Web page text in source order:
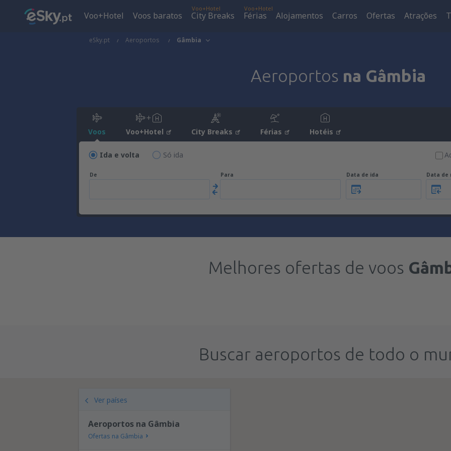
Voo+Hotel Voos baratos
Voo+Hotel
City Breaks
Voo+Hotel
Férias Alojamentos Carros Ofertas Atrações
eSky.pt Aeroportos Gâmbia
Aeroportos na Gâmbia
Voos Voo+Hotel City Breaks Férias Hotéis
Ida e volta Só ida
De Para Data de ida Data de
Melhores ofertas de voos
Buscar aeroportos de todo o
Ver países
Aeroportos na Gâmbia
Ofertas na Gâmbia